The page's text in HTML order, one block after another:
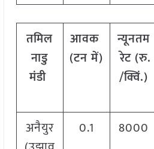
तमिल
नाडु
मंडी
आवक
(टन में)
न्यूनतम
रेट(रु.
/क्विं.)
अनैयुर
0.1 8000